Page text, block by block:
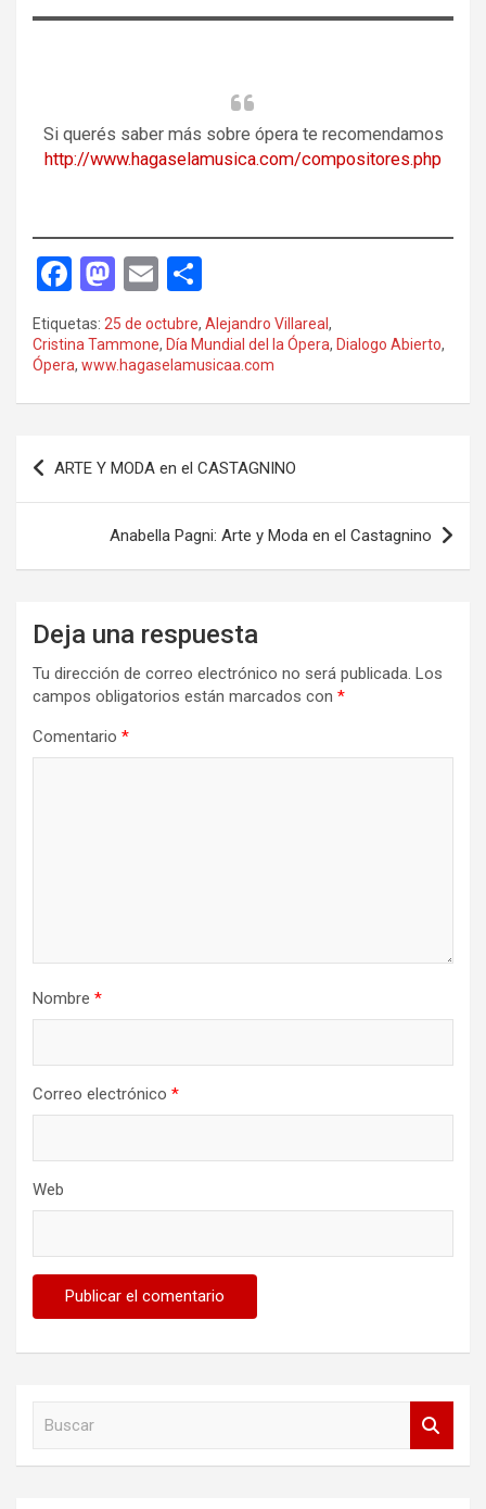
Si querés saber más sobre ópera te recomendamos
http://www.hagaselamusica.com/compositores.php
F
a
ce
b
o
k
M
a
st
o
d
n
E
m
ail
o
m
p
ar
Etiquetas: 25 de octubre, Alejandro Villareal,
Cristina Tammone, Día Mundial del la Ópera, Dialogo Abierto,
Ópera, www.hagaselamusicaa.com
Navegación
de
entradas
ARTE Y MODA en el CASTAGNINO
Anabella Pagni: Arte y Moda en el Castagnino
Deja una respuesta
Tu dirección de correo electrónico no será publicada. Los
campos obligatorios están marcados con *
Comentario *
Nombre *
Correo electrónico *
Web